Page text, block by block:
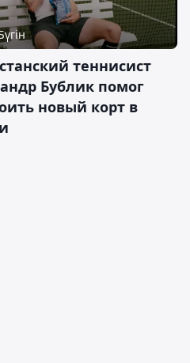
теннисист
Бублик помог
новый корт в